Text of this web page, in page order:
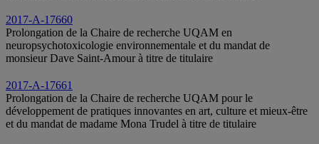
2017-A-17660
Prolongation de la Chaire de recherche UQAM en
neuropsychotoxicologie environnementale et du mandat de
monsieur Dave Saint-Amour à titre de titulaire
2017-A-17661
Prolongation de la Chaire de recherche UQAM pour le
développement de pratiques innovantes en art, culture et mieux-être
et du mandat de madame Mona Trudel à titre de titulaire